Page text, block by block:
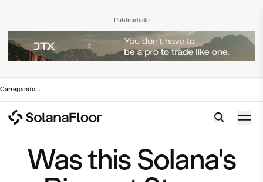
Publicidade
Carregando...
Was this Solana's